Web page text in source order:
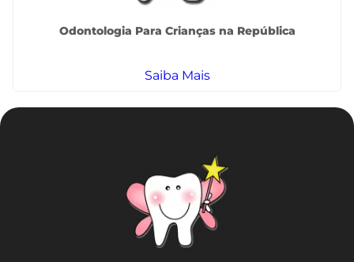
Odontologia Para Crianças na República
Saiba Mais